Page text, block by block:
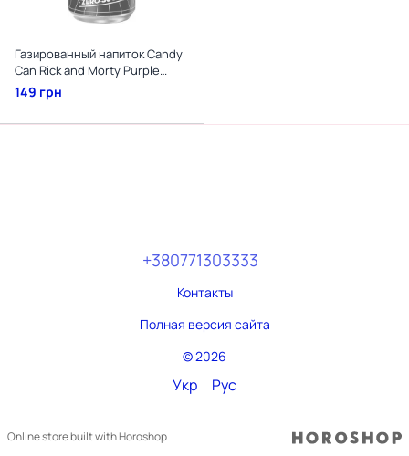
Газированный напиток Candy
Can Rick and Morty Purple
Potio Sugar Free со вкусом
винограда 330мл
149 грн
+380771303333
Контакты
Полная версия сайта
© 2026
Укр Рус
Online store built with Horoshop